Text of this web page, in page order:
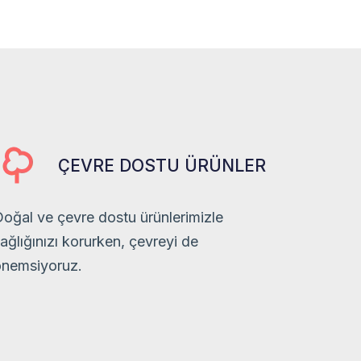
ÇEVRE DOSTU ÜRÜNLER
ve çevre dostu ürünlerimizle
korurken, çevreyi de